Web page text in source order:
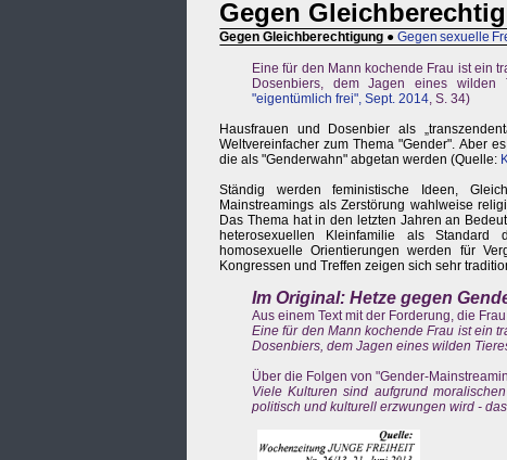
Gegen
Gegen Gleichberechtigung ● Gegen sexuelle
Eine für den Mann kochende Frau ist ein
Dosenbiers, dem Jagen eines wilden
"eigentümlich frei", Sept. 2014, S. 34)
Hausfrauen und Dosenbier als
Weltvereinfacher zum Thema "Gender". Aber
die als "Genderwahn" abgetan werden (Quelle:
Ständig werden feministische Ideen,
Mainstreamings als Zerstörung wahlweise
Das Thema hat in den letzten Jahren an
heterosexuellen Kleinfamilie als Standard
homosexuelle Orientierungen werden für
Kongressen und Treffen zeigen sich sehr
Im Original: Hetze gegen
Aus einem Text mit der Forderung, die
Eine für den Mann kochende Frau ist ein
Dosenbiers, dem Jagen eines wilden
Über die Folgen von "Gender-
Viele Kulturen sind aufgrund
politisch und kulturell erzwungen wird -